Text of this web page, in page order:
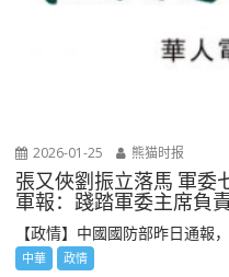
2026-01-25 熊猫时报
張又俠劉振立落馬 軍委
軍報：踐踏軍委主席負
【政情】中國國防部昨日通報
中華 政情